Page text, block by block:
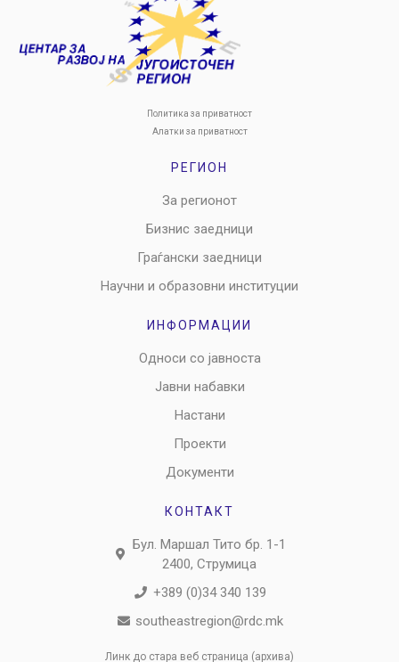
Политика за приватност
Алатки за приватност
РЕГИОН
За регионот
Бизнис заедници
Граѓански заедници
Научни и образовни институции
ИНФОРМАЦИИ
Односи со јавноста
Јавни набавки
Настани
Проекти
Документи
КОНТАКТ
Бул. Маршал Тито бр. 1-1
2400, Струмица
+389 (0)34 340 139
southeastregion@rdc.mk
Линк до стара веб страница (архива)